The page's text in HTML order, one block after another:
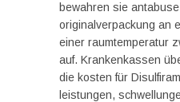
bewahren sie
originalverpackung an
einer raumtemperatur
auf. Krankenkassen
die kosten für
leistungen,